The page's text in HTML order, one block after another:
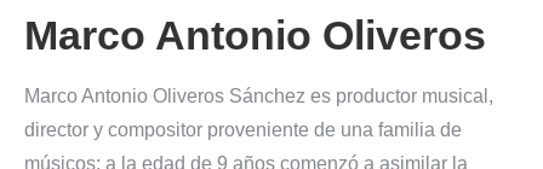
Marco Antonio Oliveros
Marco Antonio Oliveros Sánchez es productor musical,
director y compositor proveniente de una familia de
músicos; a la edad de 9 años comenzó a asimilar la